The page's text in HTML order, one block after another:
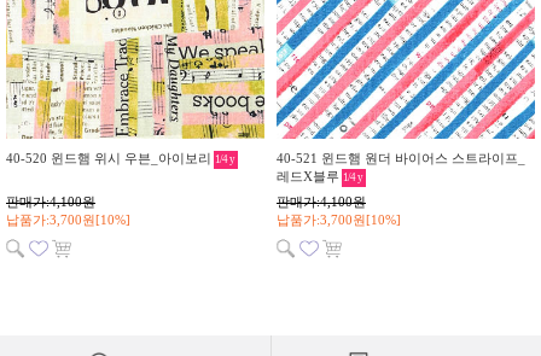
40-520 윈드햄 위시 우븐_아이보리 1/4 y
판매가:4,100원
납품가:3,700원[10%]
40-521 윈드햄 원더 바이어스 스트라이프_
레드X블루 1/4 y
판매가:4,100원
납품가:3,700원[10%]